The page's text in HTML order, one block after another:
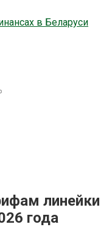
линейки
года